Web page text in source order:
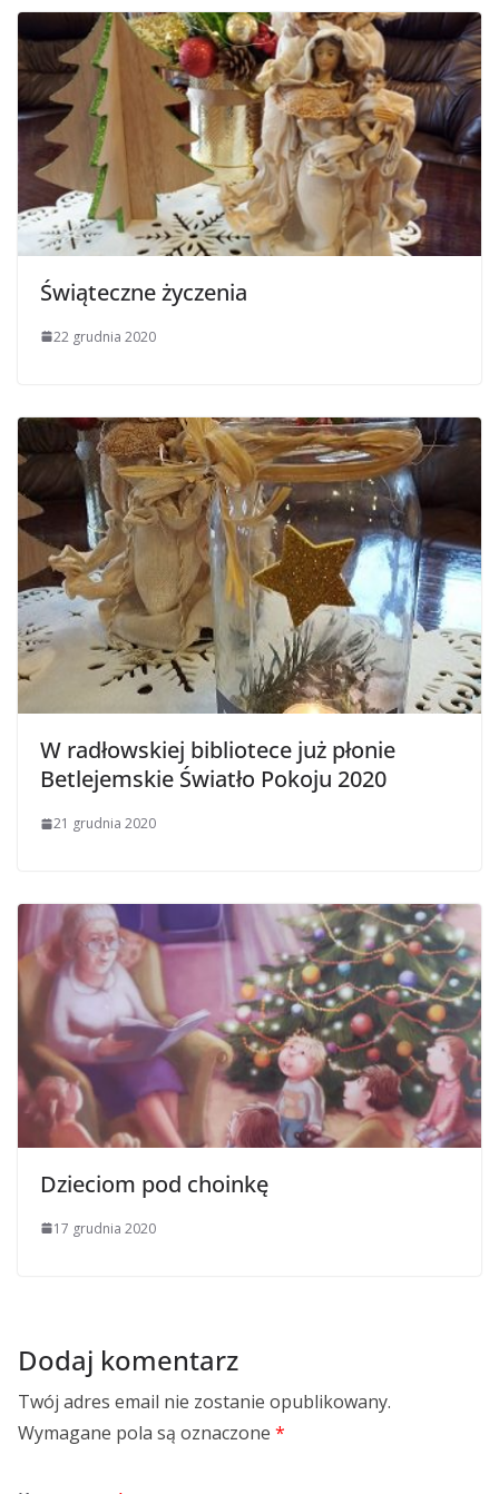
Świąteczne życzenia
22 grudnia 2020
W radłowskiej bibliotece już płonie
Betlejemskie Światło Pokoju 2020
21 grudnia 2020
Dzieciom pod choinkę
17 grudnia 2020
Dodaj komentarz
Twój adres email nie zostanie opublikowany.
Wymagane pola są oznaczone *